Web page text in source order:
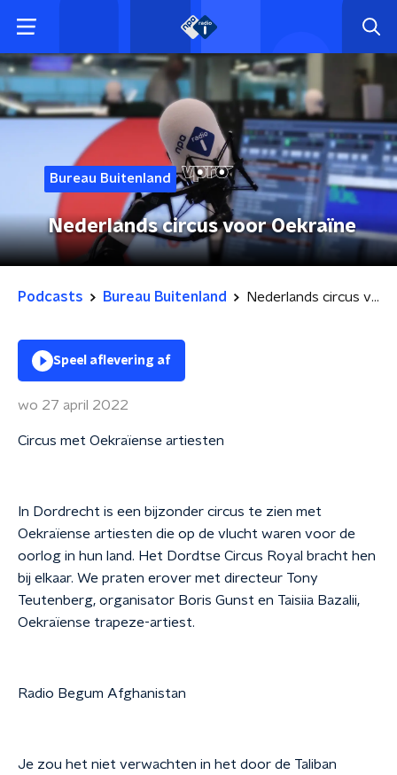
Bureau Buitenland
Nederlands circus voor Oekraïne
Podcasts Bureau Buitenland Nederlands circus voor Oekraïne
Speel aflevering af
wo 27 april 2022
Circus met Oekraïense artiesten
In Dordrecht is een bijzonder circus te zien met
Oekraïense artiesten die op de vlucht waren voor de
oorlog in hun land. Het Dordtse Circus Royal bracht hen
bij elkaar. We praten erover met directeur Tony
Teutenberg, organisator Boris Gunst en Taisiia Bazalii,
Oekraïense trapeze-artiest.
Radio Begum Afghanistan
Je zou het niet verwachten in het door de Taliban